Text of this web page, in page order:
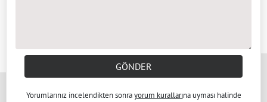
GÖNDER
Yorumlarınız incelendikten sonrayorum kurallarına uyması halinde